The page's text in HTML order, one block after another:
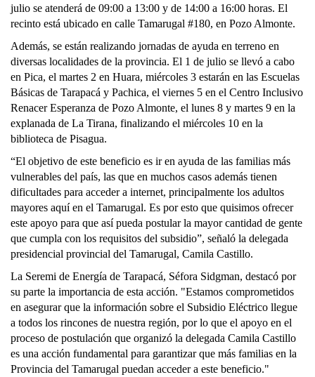
julio se atenderá de 09:00 a 13:00 y de 14:00 a 16:00 horas. El
recinto está ubicado en calle Tamarugal #180, en Pozo Almonte.
Además, se están realizando jornadas de ayuda en terreno en
diversas localidades de la provincia. El 1 de julio se llevó a cabo
en Pica, el martes 2 en Huara, miércoles 3 estarán en las Escuelas
Básicas de Tarapacá y Pachica, el viernes 5 en el Centro Inclusivo
Renacer Esperanza de Pozo Almonte, el lunes 8 y martes 9 en la
explanada de La Tirana, finalizando el miércoles 10 en la
biblioteca de Pisagua.
“El objetivo de este beneficio es ir en ayuda de las familias más
vulnerables del país, las que en muchos casos además tienen
dificultades para acceder a internet, principalmente los adultos
mayores aquí en el Tamarugal. Es por esto que quisimos ofrecer
este apoyo para que así pueda postular la mayor cantidad de gente
que cumpla con los requisitos del subsidio”, señaló la delegada
presidencial provincial del Tamarugal, Camila Castillo.
La Seremi de Energía de Tarapacá, Séfora Sidgman, destacó por
su parte la importancia de esta acción. "Estamos comprometidos
en asegurar que la información sobre el Subsidio Eléctrico llegue
a todos los rincones de nuestra región, por lo que el apoyo en el
proceso de postulación que organizó la delegada Camila Castillo
es una acción fundamental para garantizar que más familias en la
Provincia del Tamarugal puedan acceder a este beneficio."